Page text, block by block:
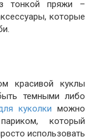
тонкой пряжи –
которые
красивой куклы
темными либо
куколки можно
который
использовать